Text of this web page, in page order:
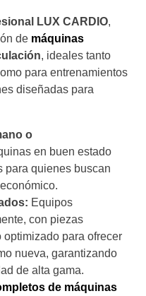
LUX CARDIO,
de máquinas
, ideales tanto
para entrenamientos
diseñadas para
o
en buen estado
para quienes buscan
Equipos
con piezas
para ofrecer
nueva, garantizando
de alta gama.
de máquinas